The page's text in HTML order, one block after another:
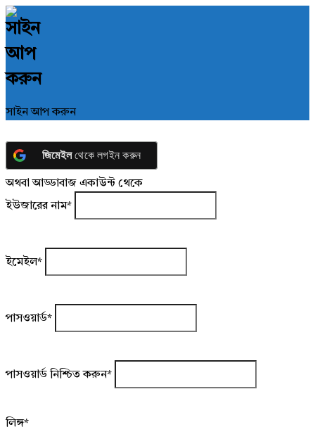
সাইন আপ করুন
জিমেইলথেকে লগইন করুন
অথবা আড্ডাবাজ একাউন্ট থেকে
ইউজারের নাম*
ইমেইল*
পাসওয়ার্ড*
পাসওয়ার্ড নিশ্চিত করুন*
লিঙ্গ*